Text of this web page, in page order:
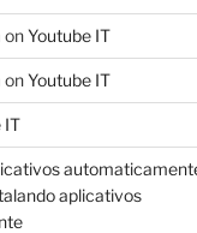
onYoutube IT
onYoutube IT
IT
aplicativos